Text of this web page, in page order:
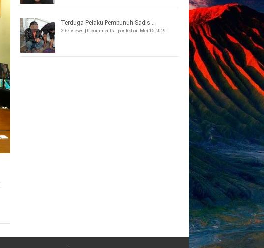
Terduga Pelaku Pembunuh Sadis...
2.6k views | 0 comments | posted on Mei 15, 2019